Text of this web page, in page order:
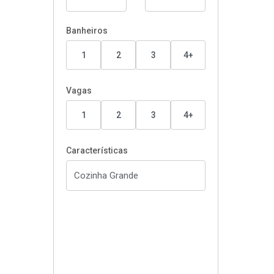
Banheiros
1 2 3 4+
Vagas
1 2 3 4+
Características